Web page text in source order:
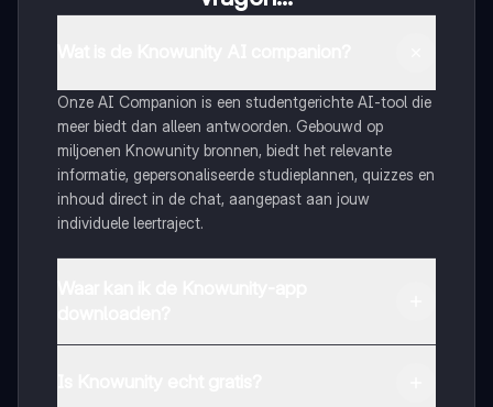
Onze AI Companion is een studentgerichte AI-tool die
meer biedt dan alleen antwoorden. Gebouwd op
miljoenen Knowunity bronnen, biedt het relevante
informatie, gepersonaliseerde studieplannen, quizzes en
inhoud direct in de chat, aangepast aan jouw
individuele leertraject.